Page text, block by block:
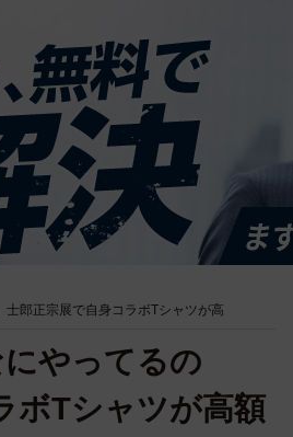
士郎正宗展で自身コラボTシャツが高
にやってるの
ボTシャツが高額